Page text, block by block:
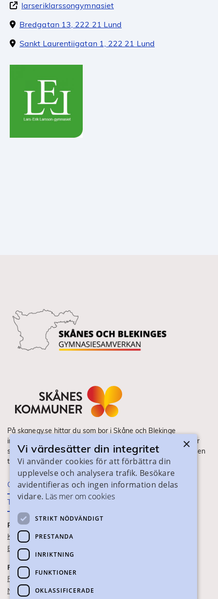
larseriklarssongymnasiet
Bredgatan 13, 222 21 Lund
Sankt Laurentiigatan 1, 222 21 Lund
På skanegy.se hittar du som bor i Skåne och Blekinge
information om ditt gymnasieval. Här ser du vilka utbildningar
som finns och hur ansökan och antagning går till. Webbplatsen
tillhandahålls av Skånes Kommuner.
Om webbplatsen
Tillgänglighet
PRAKTISK INFORMATION
Kontaktuppgifter
Blanketter
FÖR SKOLPERSONAL
För SYV
Nationella studievägskoder
×
Vi värdesätter din integritet
Vi använder cookies för att förbättra din
upplevelse och analysera trafik. Besökare
avidentifieras och ingen information delas
vidare. Läs mer om cookies
STRIKT NÖDVÄNDIGT
PRESTANDA
INRIKTNING
FUNKTIONER
OKLASSIFICERADE